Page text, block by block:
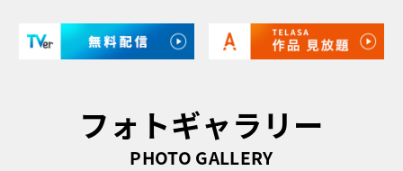
フォトギャラリー
PHOTO GALLERY